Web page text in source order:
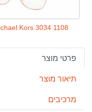
Michael Kors 3034 1108
פרטי מוצר
תיאור מוצר
מרכיבים